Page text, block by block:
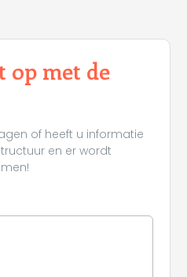
op met de
of heeft u informatie
en er wordt